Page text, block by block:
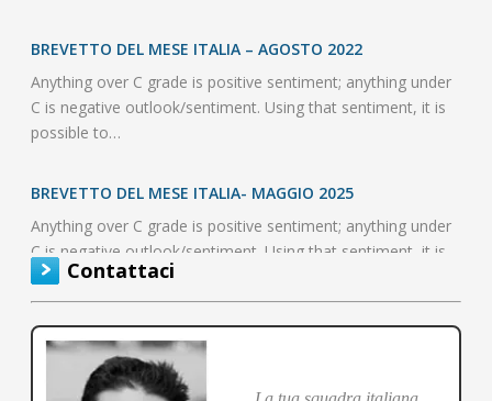
BREVETTO DEL MESE ITALIA – AGOSTO 2022
Anything over C grade is positive sentiment; anything under
C is negative outlook/sentiment. Using that sentiment, it is
possible to…
BREVETTO DEL MESE ITALIA- MAGGIO 2025
Anything over C grade is positive sentiment; anything under
C is negative outlook/sentiment. Using that sentiment, it is
possible to…
Contattaci